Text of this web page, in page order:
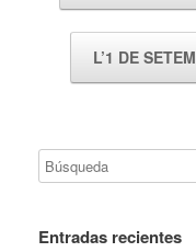
L’1 DE
Entradas recientes